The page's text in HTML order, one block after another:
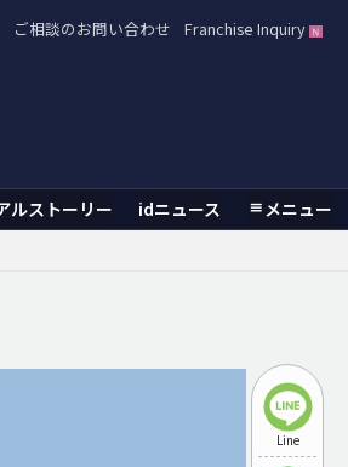
ご相談のお問い合わせ Franchise Inquiry
ルストーリー idニュース メニュー
Line